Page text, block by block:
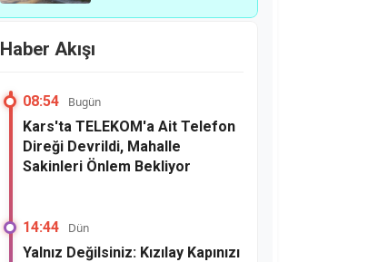
Haber Akışı
08:54 Bugün
Kars'ta TELEKOM'a Ait Telefon
Direği Devrildi, Mahalle
Sakinleri Önlem Bekliyor
14:44 Dün
Yalnız Değilsiniz: Kızılay Kapınızı